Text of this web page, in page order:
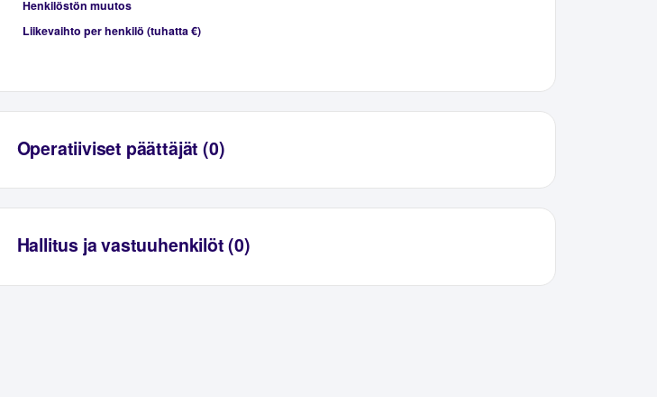
Henkilöstön muutos
Liikevaihto per henkilö (tuhatta €)
Operatiiviset päättäjät (0)
Hallitus ja vastuuhenkilöt (0)